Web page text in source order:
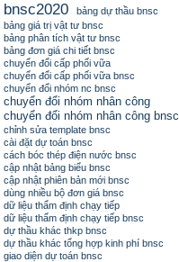
bnsc2020
bảng dự thầu bnsc
bảng giá trị vật tư bnsc
bảng phân tích vật tư bnsc
bảng đơn giá chi tiết bnsc
chuyển đổi cấp phối vữa
chuyển đổi cấp phối vữa bnsc
chuyển đổi nhóm nc bnsc
chuyển đổi nhóm nhân công
chuyển đổi nhóm nhân công bnsc
chỉnh sửa template bnsc
cài đặt dự toán bnsc
cách bóc thép điện nước bnsc
cập nhật bảng biểu bnsc
cập nhật phiên bản mới bnsc
dùng nhiều bộ đơn giá bnsc
dữ liệu thẩm định chạy tiếp
dữ liệu thẩm định chạy tiếp bnsc
dự thầu khác thkp bnsc
dự thầu khác tổng hợp kinh phí bnsc
giao diện dự toán bnsc